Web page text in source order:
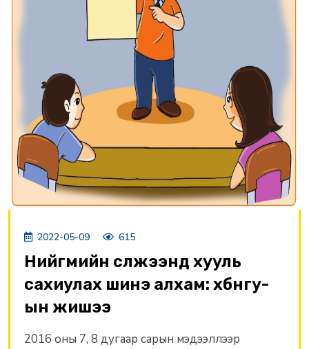
2022-05-09 615
Нийгмийн сүлжээнд хууль
сахиулах шинэ алхам: хбнгу-
ын жишээ
2016 оны 7, 8 дугаар сарын мэдээллээр